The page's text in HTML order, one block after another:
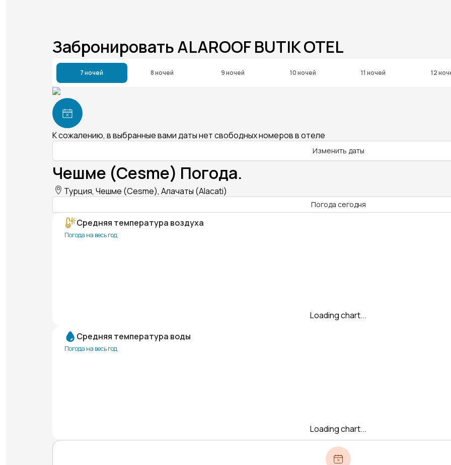
Забронировать ALAROOF BUTIK OTEL
7 ночей 8 ночей 9 ночей 10 ночей 11 ночей 12
К сожалению, в выбранные вами даты нет свободных номеров в отеле
Изменить даты
Чешме (Cesme) Погода.
Турция, Чешме (Cesme), Алачаты (Alacati)
Погода сегодня
Средняя температура воздуха
Погода на весь год
Loading chart...
Средняя температура воды
Погода на весь год
Loading chart...